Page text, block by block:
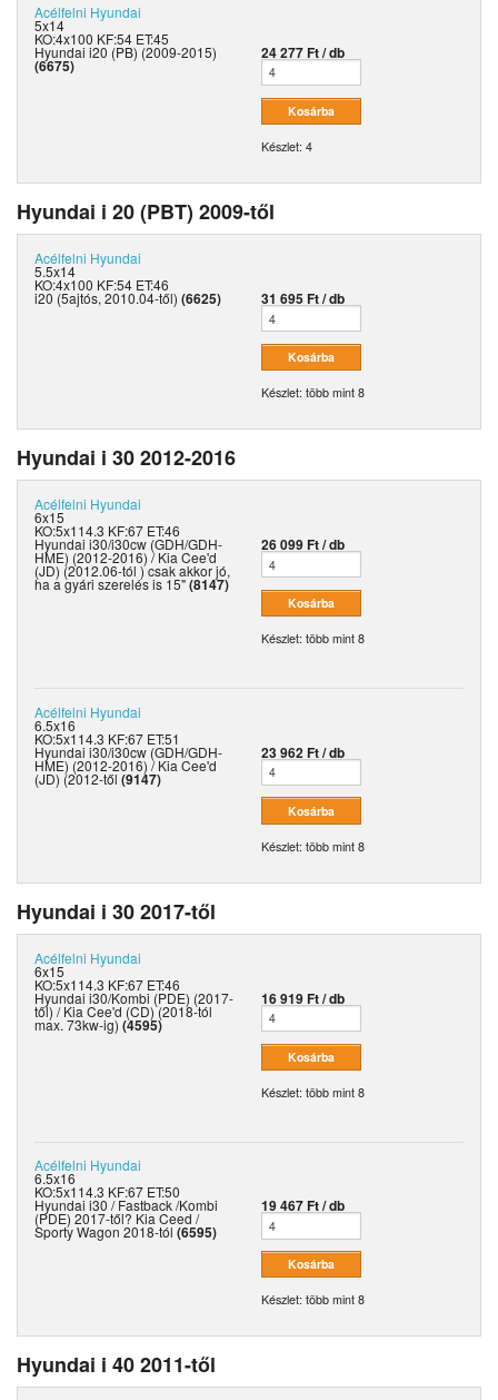
Acélfelni Hyundai
5x14
KO:4x100 KF:54 ET:45
Hyundai i20 (PB) (2009-2015)
(6675)
24 277 Ft / db
Készlet: 4
Hyundai i 20 (PBT) 2009-től
Acélfelni Hyundai
5.5x14
KO:4x100 KF:54 ET:46
i20 (5ajtós, 2010.04-től) (6625) 31 695 Ft / db
Készlet: több mint 8
Hyundai i 30 2012-2016
Acélfelni Hyundai
6x15
KO:5x114.3 KF:67 ET:46
Hyundai i30/i30cw (GDH/GDH-
HME) (2012-2016) / Kia Cee'd
(JD) (2012.06-tól ) csak akkor jó,
ha a gyári szerelés is 15"(8147)
26 099 Ft / db
Készlet: több mint 8
Acélfelni Hyundai
6.5x16
KO:5x114.3 KF:67 ET:51
Hyundai i30/i30cw (GDH/GDH-
HME) (2012-2016) / Kia Cee'd
(JD) (2012-től (9147)
23 962 Ft / db
Készlet: több mint 8
Hyundai i 30 2017-től
Acélfelni Hyundai
6x15
KO:5x114.3 KF:67 ET:46
Hyundai i30/Kombi (PDE) (2017-
től) / Kia Cee'd (CD) (2018-tól
max. 73kw-ig) (4595)
16 919 Ft / db
Készlet: több mint 8
Acélfelni Hyundai
6.5x16
KO:5x114.3 KF:67 ET:50
Hyundai i30 / Fastback /Kombi
(PDE) 2017-től? Kia Ceed /
Sporty Wagon 2018-tól (6595)
19 467 Ft / db
Készlet: több mint 8
Hyundai i 40 2011-től